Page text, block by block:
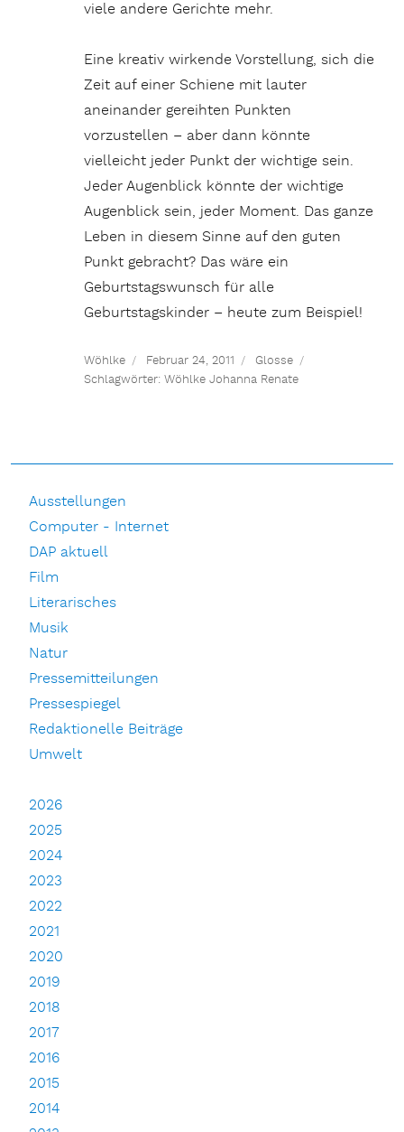
viele andere Gerichte mehr.
Eine kreativ wirkende Vorstellung, sich die
Zeit auf einer Schiene mit lauter
aneinander gereihten Punkten
vorzustellen – aber dann könnte
vielleicht jeder Punkt der wichtige sein.
Jeder Augenblick könnte der wichtige
Augenblick sein, jeder Moment. Das ganze
Leben in diesem Sinne auf den guten
Punkt gebracht? Das wäre ein
Geburtstagswunsch für alle
Geburtstagskinder – heute zum Beispiel!
Wöhlke Februar 24, 2011
Glosse
Schlagwörter:Wöhlke Johanna Renate
Ausstellungen
Computer - Internet
DAP aktuell
Film
Literarisches
Musik
Natur
Pressemitteilungen
Pressespiegel
Redaktionelle Beiträge
Umwelt
2026
2025
2024
2023
2022
2021
2020
2019
2018
2017
2016
2015
2014